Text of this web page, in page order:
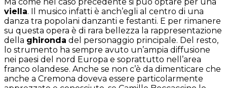
Ma come nel caso precedente si può optare per una
viella. Il musico infatti è anch’egli al centro di una
danza tra popolani danzanti e festanti. E per rimanere
su questa opera è di rara bellezza la rappresentazione
della ghironda del personaggio principale. Del resto,
lo strumento ha sempre avuto un’ampia diffusione
nei paesi del nord Europa e soprattutto nell’area
franco olandese. Anche se non c’è da dimenticare che
anche a Cremona doveva essere particolarmente